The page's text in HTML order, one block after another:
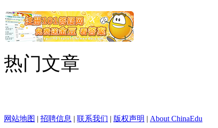
热门文章
网站地图 | 招聘信息 | 联系我们 | 版权声明 | About ChinaEdu